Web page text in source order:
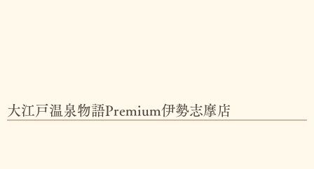
大江戸温泉物語Premium伊勢志摩店